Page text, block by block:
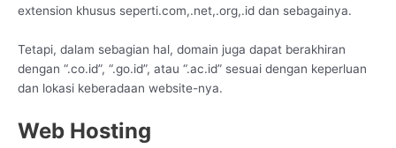
extension khusus seperti.com,.net,.org,.id dan sebagainya.
Tetapi, dalam sebagian hal, domain juga dapat berakhiran
dengan “.co.id”, “.go.id”, atau “.ac.id” sesuai dengan keperluan
dan lokasi keberadaan website-nya.
Web Hosting